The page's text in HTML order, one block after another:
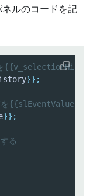
ルのコードを記
}} ;
を{{slEventValue}}
}} ;
る